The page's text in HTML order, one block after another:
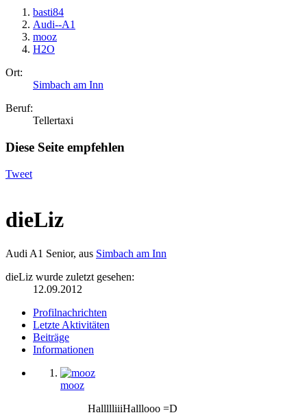
basti84
Audi--A1
mooz
H2O
Ort:
Simbach am Inn
Beruf:
Tellertaxi
Diese Seite empfehlen
Tweet
dieLiz
Audi A1 Senior, aus Simbach am Inn
dieLiz wurde zuletzt gesehen:
12.09.2012
Profilnachrichten
Letzte Aktivitäten
Beiträge
Informationen
mooz
HallllliiiHalllooo =D